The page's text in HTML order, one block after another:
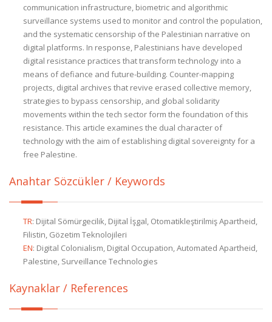
communication infrastructure, biometric and algorithmic
surveillance systems used to monitor and control the population,
and the systematic censorship of the Palestinian narrative on
digital platforms. In response, Palestinians have developed
digital resistance practices that transform technology into a
means of defiance and future-building. Counter-mapping
projects, digital archives that revive erased collective memory,
strategies to bypass censorship, and global solidarity
movements within the tech sector form the foundation of this
resistance. This article examines the dual character of
technology with the aim of establishing digital sovereignty for a
free Palestine.
Anahtar Sözcükler / Keywords
TR: Dijital Sömürgecilik, Dijital İşgal, Otomatikleştirilmiş Apartheid,
Filistin, Gözetim Teknolojileri
EN: Digital Colonialism, Digital Occupation, Automated Apartheid,
Palestine, Surveillance Technologies
Kaynaklar / References